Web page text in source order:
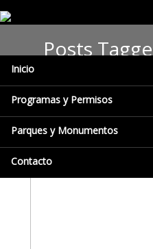
Inicio
Programas y Permisos
Parques y Monumentos
Contacto
Posts